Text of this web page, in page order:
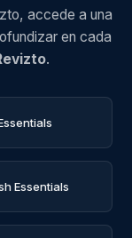
accede a una
en cada
.
Essentials